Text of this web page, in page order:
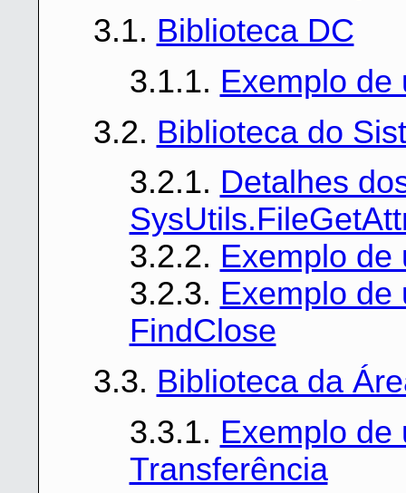
3.1. Biblioteca DC
3.1.1. Exemplo de
3.2. Biblioteca do
3.2.1. Detalhes
3.2.2. Exemplo de
3.2.3. Exemplo de
FindClose
3.3. Biblioteca da
3.3.1. Exemplo de
Transferência